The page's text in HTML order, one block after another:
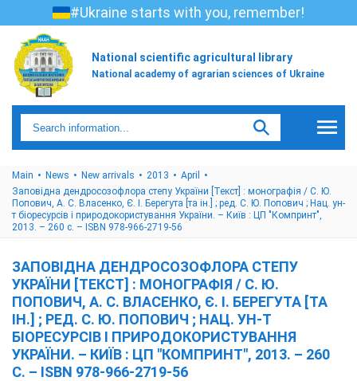
#Ukraine starts with you, remember!
National scientific agricultural library
National academy of agrarian sciences of Ukraine
Main News New arrivals 2013
April
Заповідна дендросозофлора степу України [Текст] : монографія / С. Ю.
Попович, А. С. Власенко, Є. І. Берегута [та ін.] ; ред. С. Ю. Попович ; Нац. ун-
т біоресурсів і природокористування України. – Київ : ЦП "Компринт",
2013. – 260 с. – ISBN 978-966-2719-56
ЗАПОВІДНА ДЕНДРОСОЗОФЛОРА СТЕПУ
УКРАЇНИ [ТЕКСТ] : МОНОГРАФІЯ / С. Ю.
ПОПОВИЧ, А. С. ВЛАСЕНКО, Є. І. БЕРЕГУТА [ТА
ІН.] ; РЕД. С. Ю. ПОПОВИЧ ; НАЦ. УН-Т
БІОРЕСУРСІВ І ПРИРОДОКОРИСТУВАННЯ
УКРАЇНИ. – КИЇВ : ЦП "КОМПРИНТ", 2013. – 260
С. – ISBN 978-966-2719-56